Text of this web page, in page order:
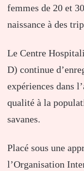
femmes de 20 et
naissance à des
Le Centre
D) continue
expériences dans
qualité à la
savanes.
Placé sous une
l’Organisation